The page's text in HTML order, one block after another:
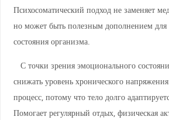
Психосоматический подход не заменяет
но может быть полезным дополнением
состояния организма.
С точки зрения эмоционального
снижать уровень хронического
процесс, потому что тело долго
Помогает регулярный отдых, физическая